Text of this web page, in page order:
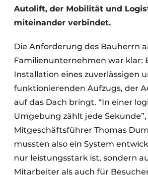
Autolift, der Mobilität und
miteinander verbindet.
Die Anforderung des Bauherrn
Familienunternehmen war klar:
Installation eines zuverlässigen
funktionierenden Aufzugs, der
auf das Dach bringt. “In einer
Umgebung zählt jede
Mitgeschäftsführer Thomas
mussten also ein System
nur leistungsstark ist, sondern
Mitarbeiter als auch für